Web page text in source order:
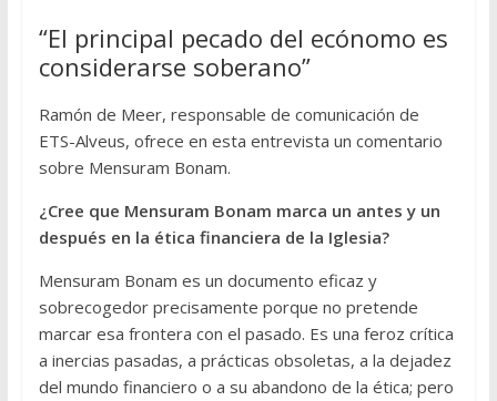
“El principal pecado del ecónomo es
considerarse soberano”
Ramón de Meer, responsable de comunicación de
ETS-Alveus, ofrece en esta entrevista un comentario
sobre Mensuram Bonam.
¿Cree que Mensuram Bonam marca un antes y un
después en la ética financiera de la Iglesia?
Mensuram Bonam es un documento eficaz y
sobrecogedor precisamente porque no pretende
marcar esa frontera con el pasado. Es una feroz crítica
a inercias pasadas, a prácticas obsoletas, a la dejadez
del mundo financiero o a su abandono de la ética; pero